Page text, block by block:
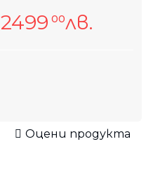
2499 00лв.
Оцени продукта